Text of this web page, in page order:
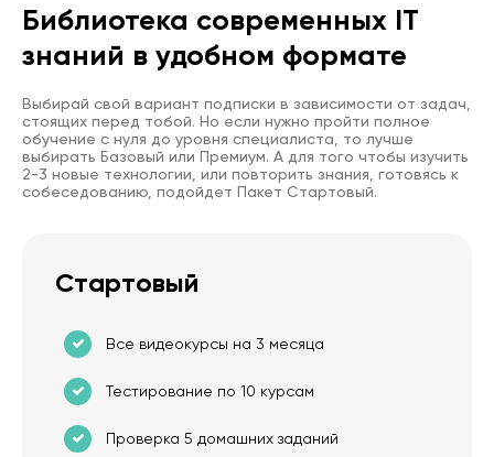
Библиотека современных IT
знаний в удобном формате
Выбирай свой вариант подписки в зависимости от задач,
стоящих перед тобой. Но если нужно пройти полное
обучение с нуля до уровня специалиста, то лучше
выбирать Базовый или Премиум. А для того чтобы изучить
2-3 новые технологии, или повторить знания, готовясь к
собеседованию, подойдет Пакет Стартовый.
Стартовый
Все видеокурсы на 3 месяца
Тестирование по 10 курсам
Проверка 5 домашних заданий